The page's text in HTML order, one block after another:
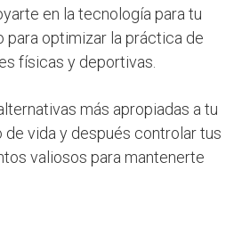
en la tecnología para tu
para optimizar la práctica de
físicas y deportivas.
más apropiadas a tu
de vida y después controlar tus
valiosos para mantenerte